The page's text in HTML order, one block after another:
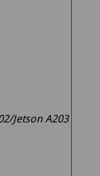
Jetson A203